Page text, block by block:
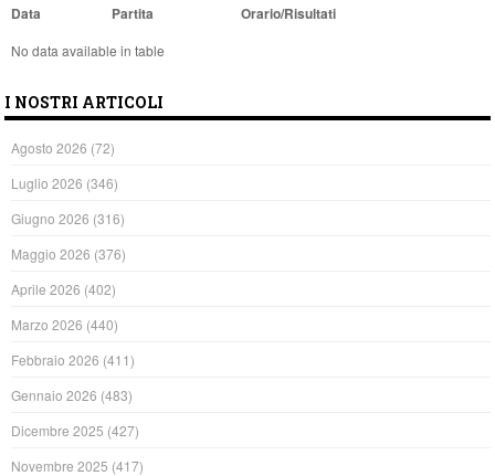
Data Partita Orario/Risultati
No data available in table
I NOSTRI ARTICOLI
Agosto 2026 (72)
Luglio 2026 (346)
Giugno 2026 (316)
Maggio 2026 (376)
Aprile 2026 (402)
Marzo 2026 (440)
Febbraio 2026 (411)
Gennaio 2026 (483)
Dicembre 2025 (427)
Novembre 2025 (417)